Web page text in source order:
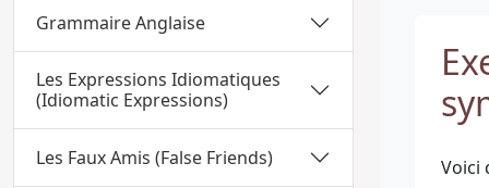
Grammaire Anglaise
Les Expressions Idiomatiques
(Idiomatic Expressions)
Les Faux Amis (False Friends) Voici